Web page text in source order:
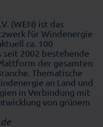
(WEN) ist das
für Windenergie
ca. 100
2002 bestehende
der gesamten
Thematische
an Land und
in Verbindung mit
von grünem